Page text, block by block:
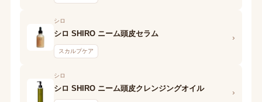
シロ
シロ SHIRO ニーム頭皮セラム
スカルプケア
›
シロ
シロ SHIRO ニーム頭皮クレンジングオイル ›